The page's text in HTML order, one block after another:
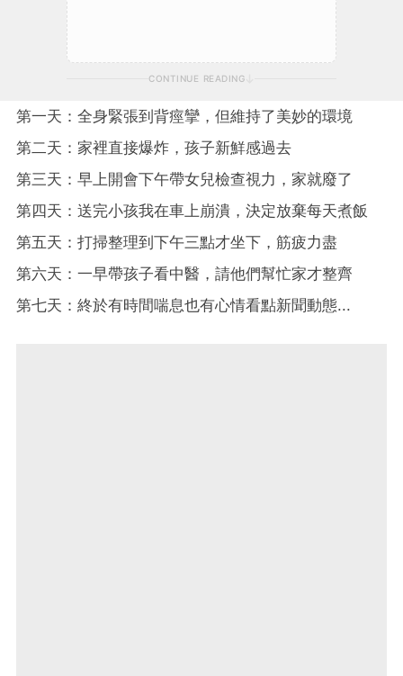
CONTINUE READING
第一天：全身緊張到背痙攣，但維持了美妙的環境
第二天：家裡直接爆炸，孩子新鮮感過去
第三天：早上開會下午帶女兒檢查視力，家就廢了
第四天：送完小孩我在車上崩潰，決定放棄每天煮飯
第五天：打掃整理到下午三點才坐下，筋疲力盡
第六天：一早帶孩子看中醫，請他們幫忙家才整齊
第七天：終於有時間喘息也有心情看點新聞動態...